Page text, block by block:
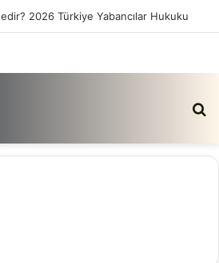
2026 Türkiye Yabancılar Hukuku